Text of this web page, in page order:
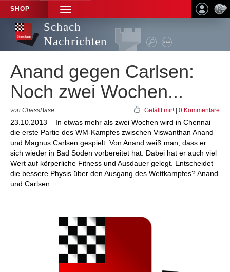
SHOP
TOGGLE
NAVIGATION
Schach
Nachrichten
Anand gegen Carlsen:
Noch zwei Wochen...
von ChessBase Gefällt mir! 0 Kommentare
23.10.2013 – In etwas mehr als zwei Wochen wird in Chennai
die erste Partie des WM-Kampfes zwischen Viswanthan Anand
und Magnus Carlsen gespielt. Von Anand weiß man, dass er
sich wieder in Bad Soden vorbereitet hat. Dabei hat er auch viel
Wert auf körperliche Fitness und Ausdauer gelegt. Entscheidet
die bessere Physis über den Ausgang des Wettkampfes? Anand
und Carlsen...